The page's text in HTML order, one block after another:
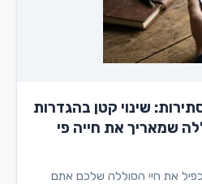
שינוי קטן בהגדרות
שמאריך את חייה פי
את חיי הסוללה שלכם אתם